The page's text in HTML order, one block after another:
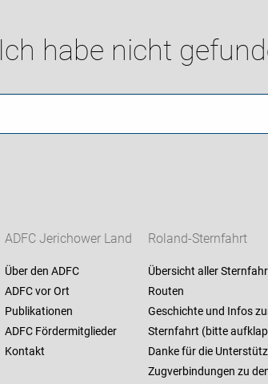
Ich habe nicht
ADFC Jerichower Land
Über den ADFC
ADFC vor Ort
Publikationen
ADFC Fördermitglieder
Kontakt
Roland-Sternfahrt
Übersicht aller
Routen
Geschichte und Infos
Sternfahrt (bitte
Danke für die
Zugverbindungen zu